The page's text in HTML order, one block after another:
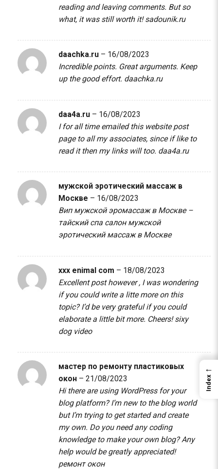
reading and leaving comments. But so
what, it was still worth it!sadounik.ru
daachka.ru – 16/08/2023
Incredible points. Great arguments. Keep
up the good effort. daachka.ru
daa4a.ru – 16/08/2023
I for all time emailed this website post
page to all my associates, since if like to
read it then my links will too. daa4a.ru
мужской эротический массаж в
Москве – 16/08/2023
Вип мужской эромассаж в Москве –
тайский спа салон мужской
эротический массаж в Москве
xxx enimal com – 18/08/2023
Excellent post however , I was wondering
if you could write a litte more on this
topic? I’d be very grateful if you could
elaborate a little bit more. Cheers!sixy
dog video
мастер по ремонту пластиковых
окон – 21/08/2023
Hi there are using WordPress for your
blog platform? I’m new to the blog world
but I’m trying to get started and create
my own. Do you need any coding
knowledge to make your own blog? Any
help would be greatly appreciated!
ремонт окон
←
Index